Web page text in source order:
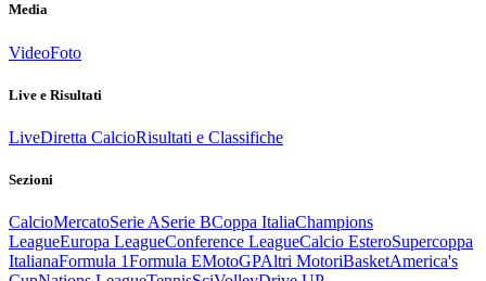
Media
VideoFoto
Live e Risultati
LiveDiretta CalcioRisultati e Classifiche
Sezioni
CalcioMercatoSerie ASerie BCoppa ItaliaChampions
LeagueEuropa LeagueConference LeagueCalcio EsteroSupercoppa
ItalianaFormula 1Formula EMotoGPAltri MotoriBasketAmerica's